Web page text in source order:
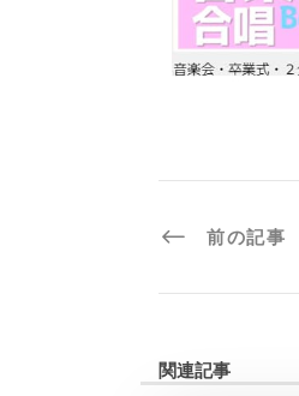
前の記事
関連記事